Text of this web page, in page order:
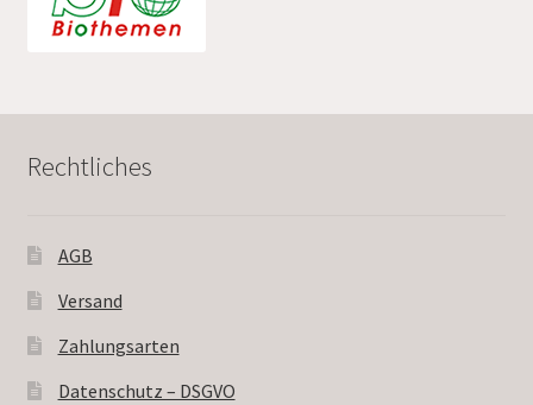
Rechtliches
AGB
Versand
Zahlungsarten
Datenschutz – DSGVO